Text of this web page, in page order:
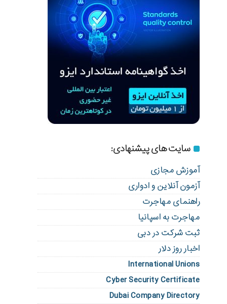
سایت های پیشنهادی:
آموزش مجازی
آزمون آنلاین و ادواری
راهنمای مهاجرت
مهاجرت به اسپانیا
ثبت شرکت در دبی
اخبار روز دلار
International Unions
Cyber Security Certificate
Dubai Company Directory